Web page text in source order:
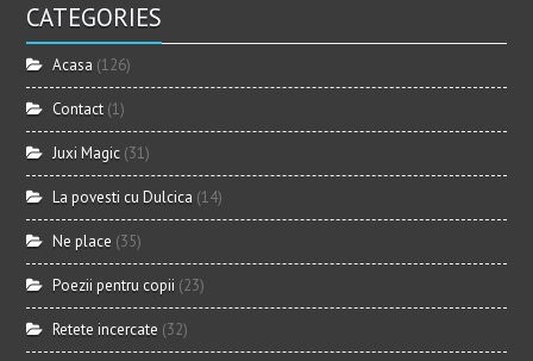
CATEGORIES
Acasa (126)
Contact (1)
Juxi Magic (31)
La povesti cu Dulcica (14)
Ne place (35)
Poezii pentru copii (23)
Retete incercate (32)